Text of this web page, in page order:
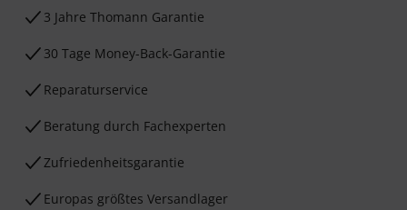
3 Jahre Thomann Garantie
30 Tage Money-Back-Garantie
Reparaturservice
Beratung durch Fachexperten
Zufriedenheitsgarantie
Europas größtes Versandlager